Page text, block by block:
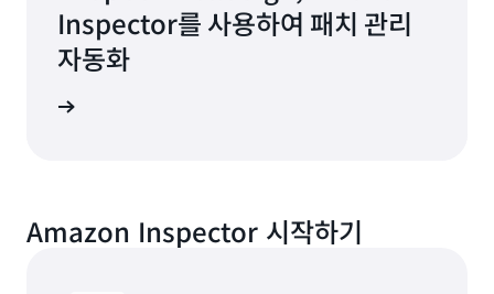
Inspector를 사용하여 패치 관리
자동화
Amazon Inspector 시작하기